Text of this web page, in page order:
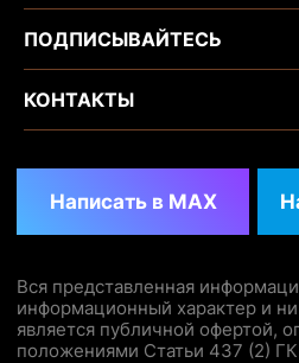
ПОДПИСЫВАЙТЕСЬ
КОНТАКТЫ